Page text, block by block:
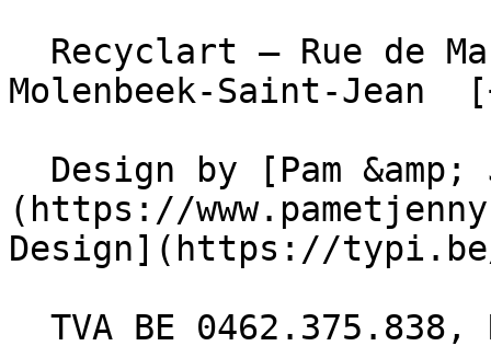
Molenbeek-Saint-
(https://
Design](https://